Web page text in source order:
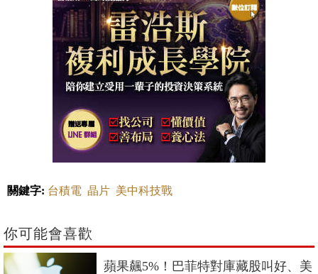
關鍵字: 台積電 晶片 美中科技戰
你可能會喜歡
蘋果飆5%！巴菲特對庫藏股叫好、美